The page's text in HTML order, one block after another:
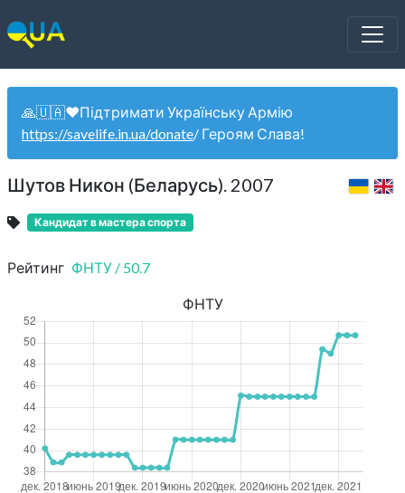
🙏🇺🇦❤️Підтримати Українську Армію
https://savelife.in.ua/donate/ Героям Слава!
Шутов Никон (Беларусь). 2007
Кандидат в мастера спорта
Рейтинг ФНТУ / 50.7
ФНТУ